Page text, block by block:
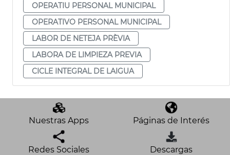
OPERATIU PERSONAL MUNICIPAL
OPERATIVO PERSONAL MUNICIPAL
LABOR DE NETEJA PRÈVIA
LABORA DE LIMPIEZA PREVIA
CICLE INTEGRAL DE LAIGUA
Nuestras Apps Páginas de Interés
Redes Sociales Descargas